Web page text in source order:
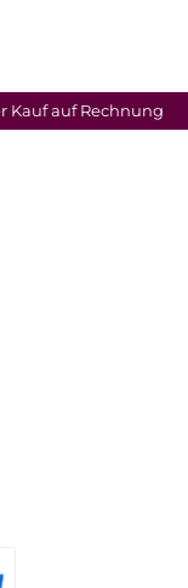
Kauf auf Rechnung